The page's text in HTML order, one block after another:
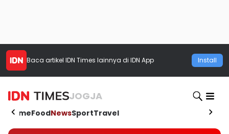
Baca artikel IDN Times lainnya di IDN App Install
JOGJA
HomeFoodNewsSportTravel